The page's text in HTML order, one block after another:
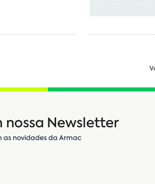
nossa Newsletter
novidades da Armac